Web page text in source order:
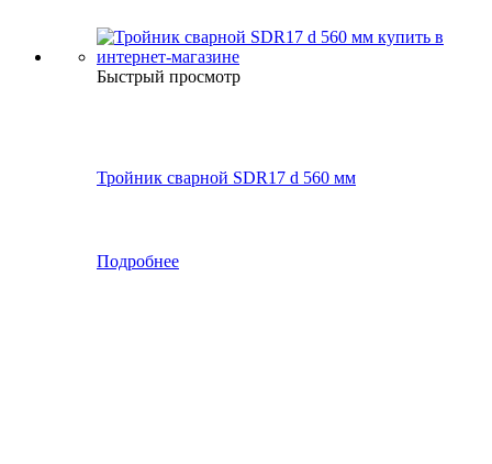
Быстрый просмотр
Тройник сварной SDR17 d 560 мм
Подробнее